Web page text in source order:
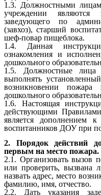
1.3. Должностными
учреждении являются
заведующего по
(завхоз), старший
шеф-повар пищеблока.
1.4. Данная
ознакомления и
дошкольного
1.5. Должностные лица
выполнять
возникновении
дошкольного
1.6. Настоящая
действующими
является дополнением
воспитанников ДОУ при
2. Порядок действий
первым на место пожара.
2.1.​ Организовать вызов
или проверить, вызвана
назвать адрес, место
фамилию, имя, отчество.
2.2. Дать указания